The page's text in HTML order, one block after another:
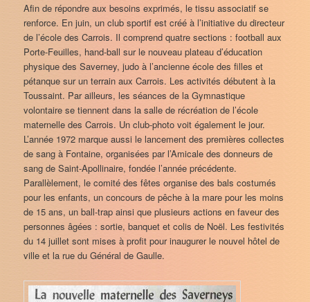
Afin de répondre aux besoins exprimés, le tissu associatif se
renforce. En juin, un club sportif est créé à l’initiative du directeur
de l’école des Carrois. Il comprend quatre sections : football aux
Porte-Feuilles, hand-ball sur le nouveau plateau d’éducation
physique des Saverney, judo à l’ancienne école des filles et
pétanque sur un terrain aux Carrois. Les activités débutent à la
Toussaint. Par ailleurs, les séances de la Gymnastique
volontaire se tiennent dans la salle de récréation de l’école
maternelle des Carrois. Un club-photo voit également le jour.
L’année 1972 marque aussi le lancement des premières collectes
de sang à Fontaine, organisées par l’Amicale des donneurs de
sang de Saint-Apollinaire, fondée l’année précédente.
Parallèlement, le comité des fêtes organise des bals costumés
pour les enfants, un concours de pêche à la mare pour les moins
de 15 ans, un ball-trap ainsi que plusieurs actions en faveur des
personnes âgées : sortie, banquet et colis de Noël. Les festivités
du 14 juillet sont mises à profit pour inaugurer le nouvel hôtel de
ville et la rue du Général de Gaulle.